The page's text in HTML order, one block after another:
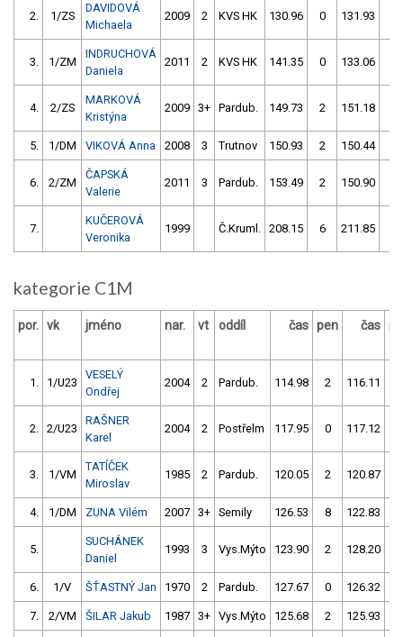
2. 1/ZS
DAVIDOVÁ
Michaela
2009 2 KVS HK 130.96 0 131.93
3. 1/ZM
INDRUCHOVÁ
Daniela
2011 2 KVS HK 141.35 0 133.06
4. 2/ZS
MARKOVÁ
Kristýna
2009 3+ Pardub. 149.73 2 151.18
5. 1/DM VIKOVÁ Anna 2008 3 Trutnov 150.93 2 150.44
6. 2/ZM
ČAPSKÁ
Valerie
2011 3 Pardub. 153.49 2 150.90
7.
KUČEROVÁ
Veronika
1999 Č.Kruml. 208.15 6 211.85
kategorie C1M
por. vk jméno nar. vt oddíl čas pen čas
1. 1/U23
VESELÝ
Ondřej
2004 2 Pardub. 114.98 2 116.11
2. 2/U23
RAŠNER
Karel
2004 2 Postřelm 117.95 0 117.12
3. 1/VM
TATÍČEK
Miroslav
1985 2 Pardub. 120.05 2 120.87
4. 1/DM ZUNA Vilém 2007 3+ Semily 126.53 8 122.83
5.
SUCHÁNEK
Daniel
1993 3 Vys.Mýto 123.90 2 128.20
6. 1/V ŠŤASTNÝ Jan 1970 2 Pardub. 127.67 0 126.32
7. 2/VM ŠILAR Jakub 1987 3+ Vys.Mýto 125.68 2 125.93